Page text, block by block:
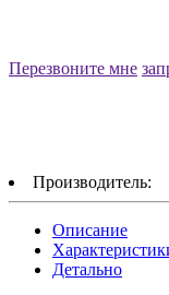
Перезвоните мне
Производитель:
Описание
Детально